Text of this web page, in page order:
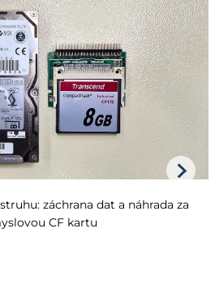
záchrana dat a náhrada za
CF kartu